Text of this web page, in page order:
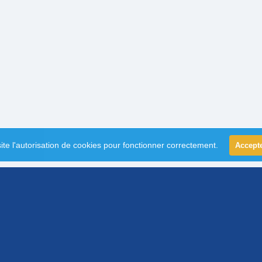
l'autorisation de cookies pour fonctionner correctement.